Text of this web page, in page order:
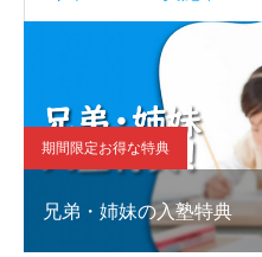
期間限定お得な特典
兄弟・姉妹の入塾特典